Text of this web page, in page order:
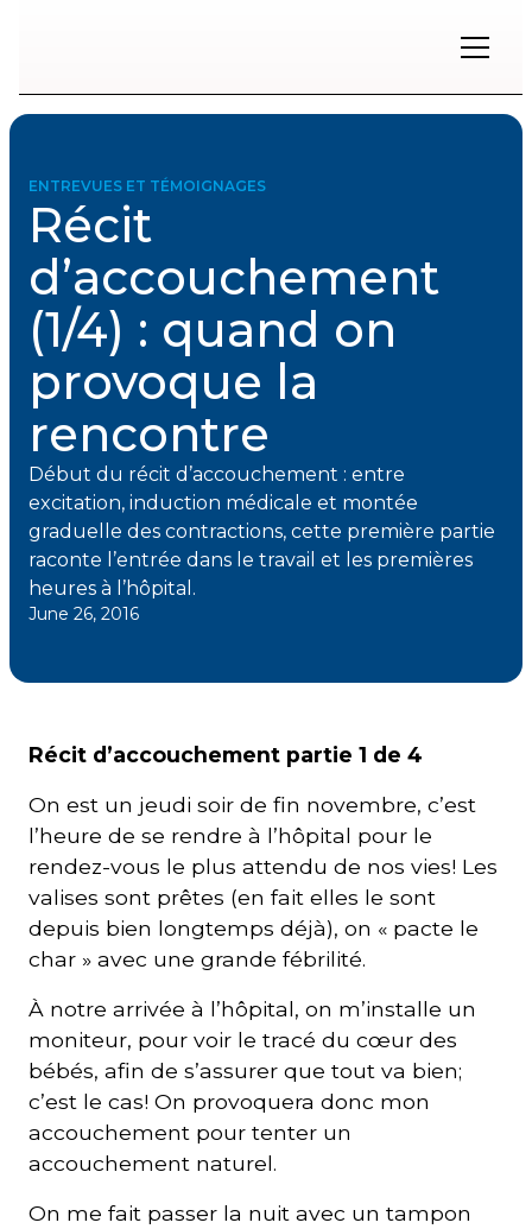
ENTREVUES ET TÉMOIGNAGES
Récit
d’accouchement
(1/4) : quand on
provoque la
rencontre
Début du récit d’accouchement : entre
excitation, induction médicale et montée
graduelle des contractions, cette première partie
raconte l’entrée dans le travail et les premières
heures à l’hôpital.
June 26, 2016
Récit d’accouchement partie 1 de 4
On est un jeudi soir de fin novembre, c’est
l’heure de se rendre à l’hôpital pour le
rendez-vous le plus attendu de nos vies! Les
valises sont prêtes (en fait elles le sont
depuis bien longtemps déjà), on « pacte le
char » avec une grande fébrilité.
À notre arrivée à l’hôpital, on m’installe un
moniteur, pour voir le tracé du cœur des
bébés, afin de s’assurer que tout va bien;
c’est le cas! On provoquera donc mon
accouchement pour tenter un
accouchement naturel.
On me fait passer la nuit avec un tampon
Restons
en
contact
Inscrivez-
vous
à
notre
infolettre
pour
rester
à
l'affût
des
nouveautés.
Prénom
Courriel
*
Lien
M'inscrire